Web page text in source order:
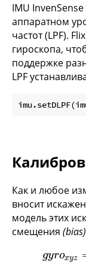
IMU
аппаратном
частот (LPF).
гироскопа,
поддержке
LPF
Как и любое
вносит
модель этих
смещения (bias)
gyroxyz
gyro